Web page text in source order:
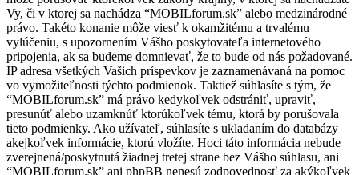
Vy, či v ktorej sa nachádza “MOBILforum.sk” alebo medzinárodné
právo. Takéto konanie môže viesť k okamžitému a trvalému
vylúčeniu, s upozornením Vášho poskytovateľa internetového
pripojenia, ak sa budeme domnievať, že to bude od nás požadované.
IP adresa všetkých Vašich príspevkov je zaznamenávaná na pomoc
vo vymožiteľnosti týchto podmienok. Taktiež súhlasíte s tým, že
“MOBILforum.sk” má právo kedykoľvek odstrániť, upraviť,
presunúť alebo uzamknúť ktorúkoľvek tému, ktorá by porušovala
tieto podmienky. Ako užívateľ, súhlasíte s ukladaním do databázy
akejkoľvek informácie, ktorú vložíte. Hoci táto informácia nebude
zverejnená/poskytnutá žiadnej tretej strane bez Vášho súhlasu, ani
“MOBILforum.sk” ani phpBB nenesú zodpovednosť za akýkoľvek